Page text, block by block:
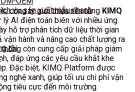
vụ sản xuất mẫu nhanh
tôi
công ty giới thiệu nền tảng KIMQ
AI điện toán biên với nhiều ứng
hỗ trợ phân tích dữ liệu thời gian
hành và nâng cao chất lượng ra
còn cung cấp giải pháp giám
đáp ứng các yêu cầu khắt khe
Đặc biệt, KIMQ Platform được
nghệ xanh, giúp tối ưu chi phí vận
tiêu cực đến môi trường.